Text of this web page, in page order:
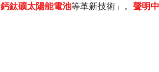
鈣鈦礦太陽能電池等革新技術」。 聲明